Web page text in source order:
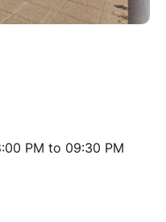
PM to 09:30 PM